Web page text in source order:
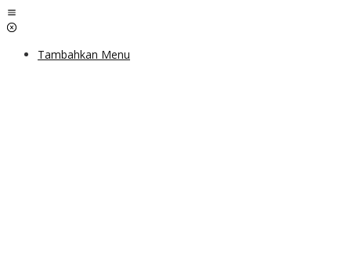
Lewati
ke
Tambahkan Menu